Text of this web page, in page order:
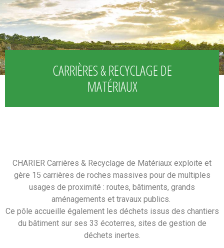
CARRIÈRES & RECYCLAGE DE
MATÉRIAUX
CHARIER Carrières & Recyclage de Matériaux exploite et
gère 15 carrières de roches massives pour de multiples
usages de proximité : routes, bâtiments, grands
aménagements et travaux publics.
Ce pôle accueille également les déchets issus des chantiers
du bâtiment sur ses 33 écoterres, sites de gestion de
déchets inertes.